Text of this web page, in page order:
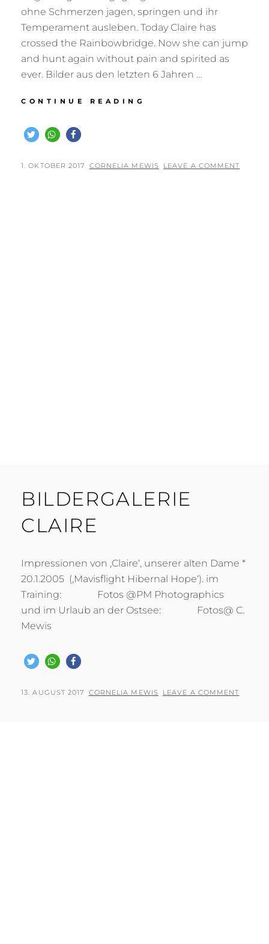
ohne Schmerzen jagen, springen und ihr
Temperament ausleben. Today Claire has
crossed the Rainbowbridge. Now she can jump
and hunt again without pain and spirited as
ever. Bilder aus den letzten 6 Jahren …
CONTINUE READING
POSTED
1. OKTOBER 2017 BY
CORNELIA MEWIS LEAVE A COMMENT
BILDERGALERIE
CLAIRE
Impressionen von ‚Claire‘, unserer alten Dame *
20.1.2005 (‚Mavisflight Hibernal Hope‘). im
Training: Fotos @PM Photographics
und im Urlaub an der Ostsee: Fotos@ C.
Mewis
POSTED
13. AUGUST 2017 BY
CORNELIA MEWIS LEAVE A COMMENT